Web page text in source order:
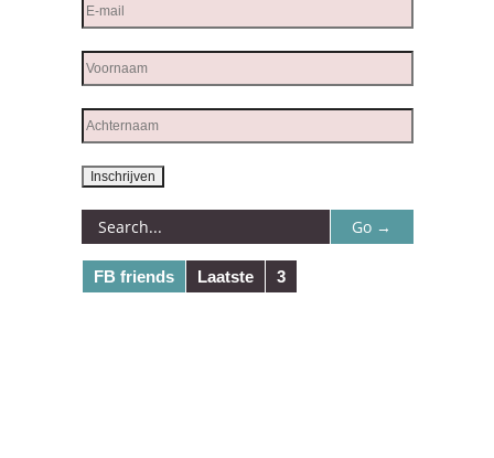
FB friends Laatste 3